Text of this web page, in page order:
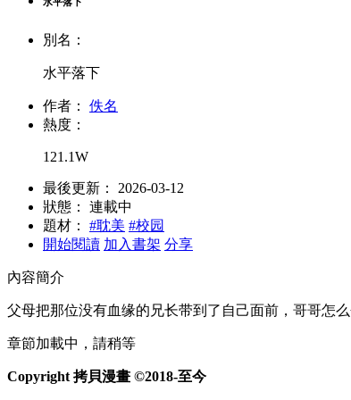
別名：
水平落下
作者：
佚名
熱度：
121.1W
最後更新：
2026-03-12
狀態：
連載中
題材：
#耽美 #校园
開始閱讀 加入書架 分享
內容簡介
父母把那位没有血缘的兄长带到了自己面前，哥哥怎
章節加載中，請稍等
Copyright 拷貝漫畫 ©2018-至今